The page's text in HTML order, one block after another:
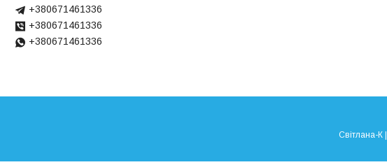
+380671461336
+380671461336
+380671461336